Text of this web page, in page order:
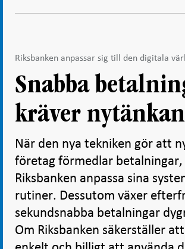
Riksbanken anpassar sig till den digitala
Snabba
kräver
När den nya tekniken gör att
företag förmedlar betalningar,
Riksbanken anpassa sina
rutiner. Dessutom växer
sekundsnabba betalningar
Om Riksbanken säkerställer